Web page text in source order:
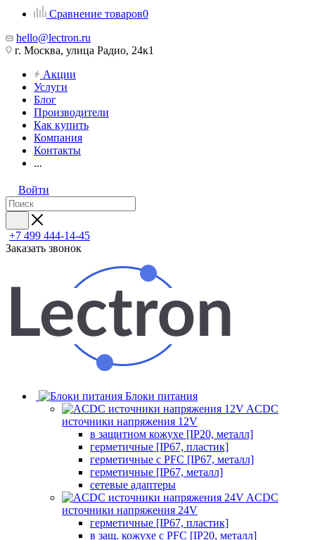
Сравнение товаров0
hello@lectron.ru
г. Москва, улица Радио, 24к1
Акции
Услуги
Блог
Производители
Как купить
Компания
Контакты
...
Войти
+7 499 444-14-45
Заказать звонок
Блоки питания
ACDC
источники напряжения 12V
в защитном кожухе [IP20, металл]
герметичные [IP67, пластик]
герметичные с PFC [IP67, металл]
герметичные [IP67, металл]
сетевые адаптеры
ACDC
источники напряжения 24V
герметичные [IP67, пластик]
в защ. кожухе с PFC [IP20, металл]